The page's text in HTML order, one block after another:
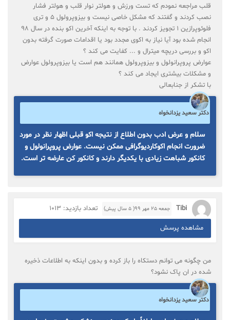
قلب مراجعه نمودم که تست ورزش و هولتر نوار قلب و هولتر فشار
نصب کردند و گفتند که مشکل خاصی نیست و بیزوپرولول ۵ و تری
فلوئوپرازین ۱ تجویز کردند . با توجه به اینکه آخرین اکو بنده در سال ۹۸
انجام شده بود آیا نیاز به اکوی مجدد بود یا اقدامات صورت گرفته بدون
اکو و بررسی دریچه میترال و ... کفایت می کند ؟
عوارض پروپرانولول و بیزوپرولول همانند هم است یا بیزوپرولول عوارض
و مشکلات بیشتری ایجاد می کند ؟
با تشکر از جنابعالی
دکتر سعید یزدانخواه
سلام و عرض ادب بدون اطلاع از نتیجه اکو قبلی اظهار نظر در مورد
ضرورت انجام اکوکاردیوگرافی ممکن نیست. عوارض پروپرانولول و
کانکور شباهت زیادی با یکدیگر دارند و کانکور کن عارضه تر است.
Tibi جمعه ۲۵ مهر ۹۹( 5 سال پیش) تعداد بازدید: 1013
مشاهده پرسش
من چگونه می توانم دستکاه را باز کرده و بدون اینکه به اطلاعات ذخیره
شده در ان پاک نشود؟
دکتر سعید یزدانخواه